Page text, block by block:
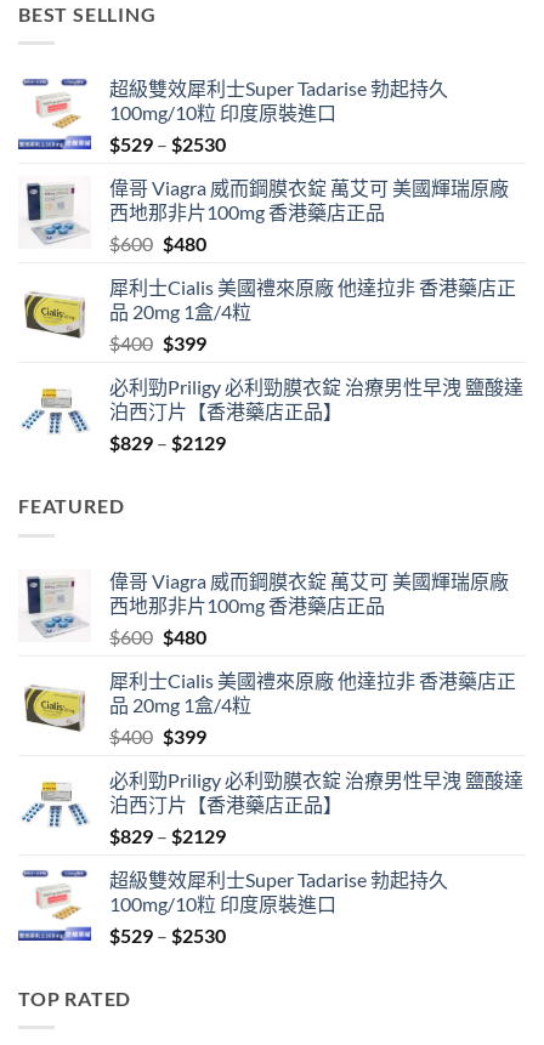
BEST SELLING
超級雙效犀利士Super Tadarise 勃起持久
100mg/10粒 印度原裝進口
$529 – $2530Price
$529
through
偉哥 Viagra 威而鋼膜衣錠 萬艾可 美國輝瑞原廠
西地那非片100mg 香港藥店正品
$600 Original
was:
$600.
$480Current
is:
$480.
犀利士Cialis 美國禮來原廠 他達拉非 香港藥店正
品 20mg 1盒/4粒
$400 Original
was:
$400.
$399Current
is:
$399.
必利勁Priligy 必利勁膜衣錠 治療男性早洩 鹽酸達
泊西汀片【香港藥店正品】
$829 – $2129Price
FEATURED
偉哥 Viagra 威而鋼膜衣錠 萬艾可 美國輝瑞原廠
西地那非片100mg 香港藥店正品
$600 Original
was:
$600.
$480Current
is:
$480.
犀利士Cialis 美國禮來原廠 他達拉非 香港藥店正
品 20mg 1盒/4粒
$400 Original
was:
$400.
$399Current
is:
$399.
必利勁Priligy 必利勁膜衣錠 治療男性早洩 鹽酸達
泊西汀片【香港藥店正品】
$829 – $2129Price
$829
through
$2129
超級雙效犀利士Super Tadarise 勃起持久
100mg/10粒 印度原裝進口
$529 – $2530Price
TOP RATED